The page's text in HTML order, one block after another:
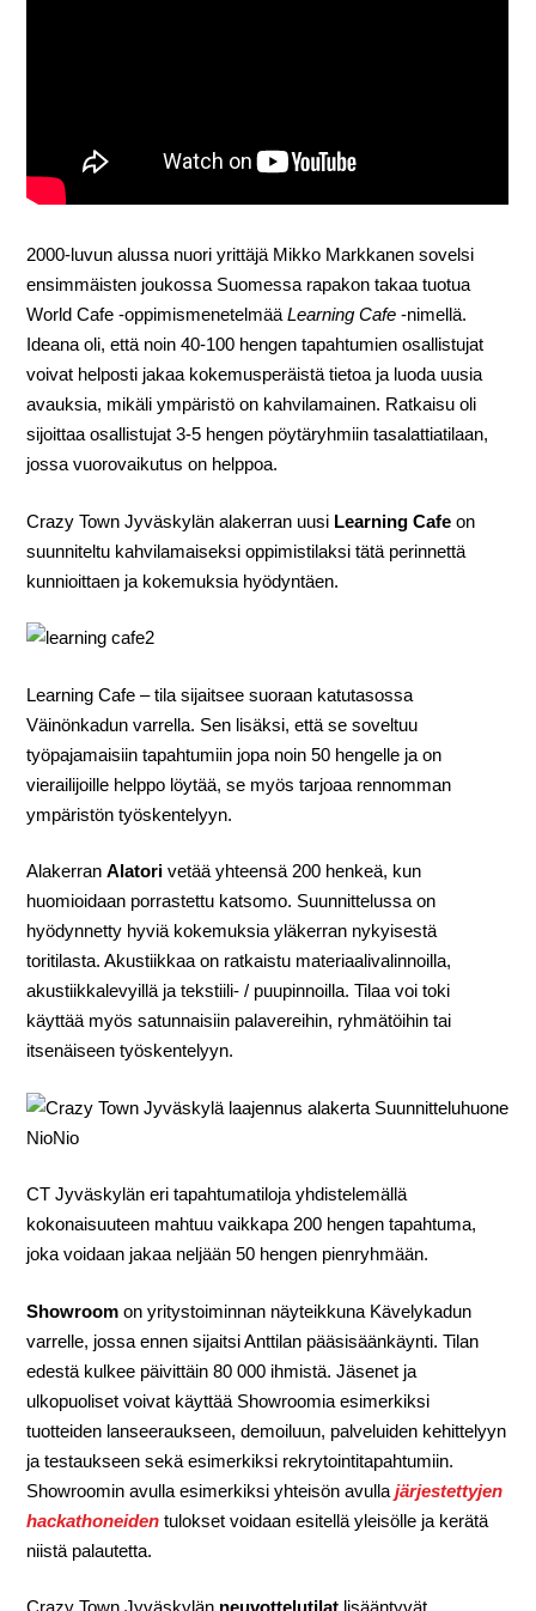
2000-luvun alussa nuori yrittäjä Mikko Markkanen sovelsi
ensimmäisten joukossa Suomessa rapakon takaa tuotua
World Cafe -oppimismenetelmääLearning Cafe -nimellä.
Ideana oli, että noin 40-100 hengen tapahtumien osallistujat
voivat helposti jakaa kokemusperäistä tietoa ja luoda uusia
avauksia, mikäli ympäristö on kahvilamainen. Ratkaisu oli
sijoittaa osallistujat 3-5 hengen pöytäryhmiin tasalattiatilaan,
jossa vuorovaikutus on helppoa.
Crazy Town Jyväskylän alakerran uusi Learning Cafe on
suunniteltu kahvilamaiseksi oppimistilaksi tätä perinnettä
kunnioittaen ja kokemuksia hyödyntäen.
Learning Cafe – tila sijaitsee suoraan katutasossa
Väinönkadun varrella. Sen lisäksi, että se soveltuu
työpajamaisiin tapahtumiin jopa noin 50 hengelle ja on
vierailijoille helppo löytää, se myös tarjoaa rennomman
ympäristön työskentelyyn.
AlakerranAlatorivetää yhteensä 200 henkeä, kun
huomioidaan porrastettu katsomo. Suunnittelussa on
hyödynnetty hyviä kokemuksia yläkerran nykyisestä
toritilasta. Akustiikkaa on ratkaistu materiaalivalinnoilla,
akustiikkalevyillä ja tekstiili- / puupinnoilla. Tilaa voi toki
käyttää myös satunnaisiin palavereihin, ryhmätöihin tai
itsenäiseen työskentelyyn.
CT Jyväskylän eri tapahtumatiloja yhdistelemällä
kokonaisuuteen mahtuu vaikkapa 200 hengen tapahtuma,
joka voidaan jakaa neljään 50 hengen pienryhmään.
Showroomon yritystoiminnan näyteikkuna Kävelykadun
varrelle, jossa ennen sijaitsi Anttilan pääsisäänkäynti. Tilan
edestä kulkee päivittäin 80 000 ihmistä. Jäsenet ja
ulkopuoliset voivat käyttää Showroomia esimerkiksi
tuotteiden lanseeraukseen, demoiluun, palveluiden kehittelyyn
ja testaukseen sekä esimerkiksi rekrytointitapahtumiin.
Showroomin avulla esimerkiksi yhteisön avullajärjestettyjen
hackathoneiden tulokset voidaan esitellä yleisölle ja kerätä
niistä palautetta.